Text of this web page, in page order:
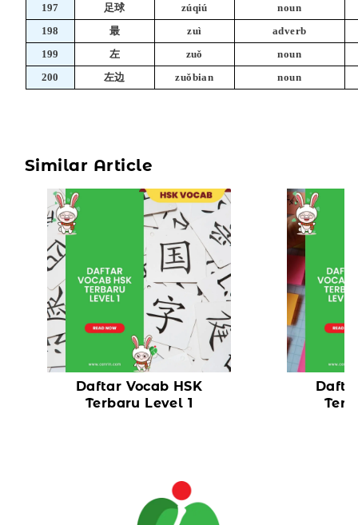
197
足球 zúqiú
noun
198
最 zuì
adverb
199
左 zuǒ
noun
200
左边 zuǒbian noun
Similar Article
Daftar Vocab HSK
Terbaru Level 1